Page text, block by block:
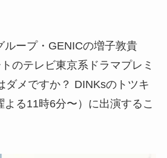
ループ・GENICの増子敦貴
のテレビ東京系ドラマプレミ
ダメですか？ DINKsのトツキ
よる11時6分〜）に出演するこ